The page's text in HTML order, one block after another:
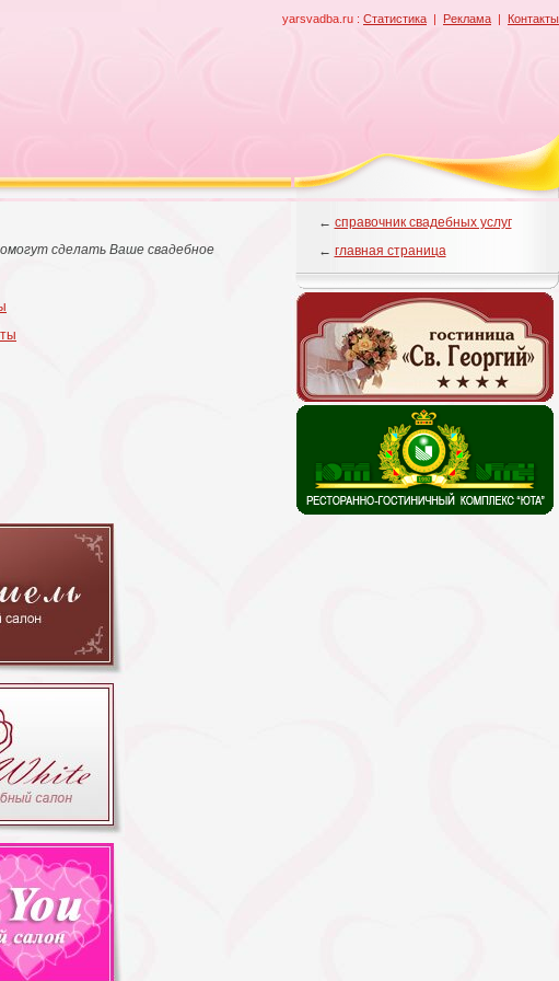
yarsvadba.ru : Статистика | Реклама | Контакты
сделать Ваше свадебное
← справочник свадебных услуг
← главная страница